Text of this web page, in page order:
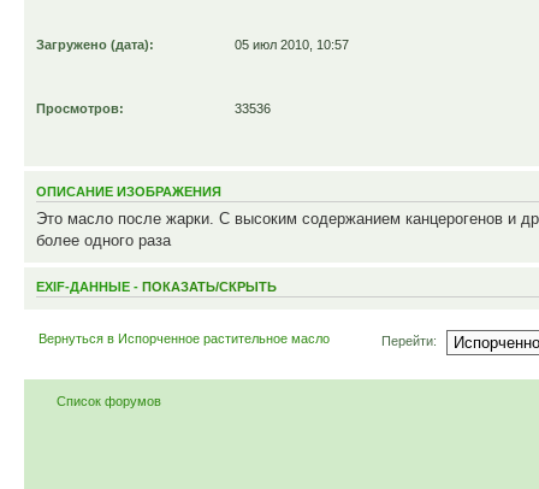
Загружено (дата): 05 июл 2010, 10:57
Просмотров: 33536
ОПИСАНИЕ ИЗОБРАЖЕНИЯ
Это масло после жарки. С высоким содержанием канцерогенов и
более одного раза
EXIF-ДАННЫЕ - ПОКАЗАТЬ/СКРЫТЬ
Вернуться в Испорченное растительное масло Перейти:
Список форумов